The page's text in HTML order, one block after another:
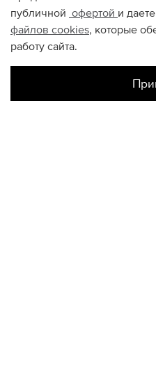
публичной офертой и
файлов cookies, которые
работу сайта.